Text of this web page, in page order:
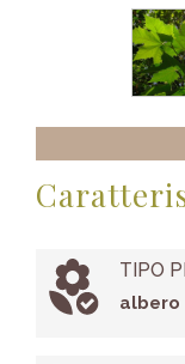
TIPO
albero